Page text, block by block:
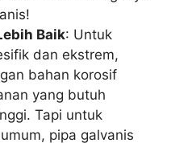
Baik: Untuk
dan ekstrem,
bahan korosif
yang butuh
Tapi untuk
pipa galvanis